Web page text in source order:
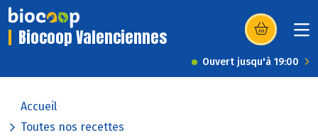
Biocoop Valenciennes (s’ouvre dans
Ouvert jusqu'à 19:00
Accueil
Toutes nos recettes